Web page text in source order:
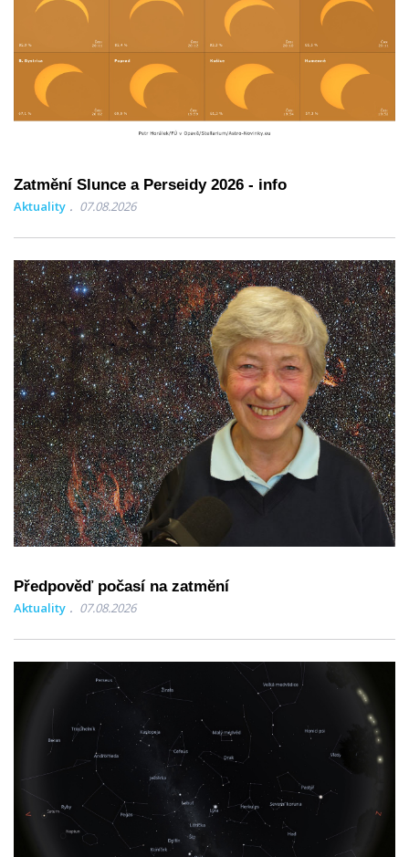
Zatmění Slunce a Perseidy 2026 - info
Aktuality 07.08.2026
Předpověď počasí na zatmění
Aktuality 07.08.2026